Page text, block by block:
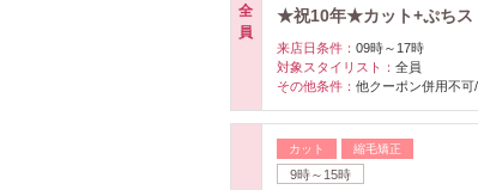
全
員
★祝10年★カット+ぷち
来店日条件： 09時～17時
対象スタイリスト： 全員
その他条件： 他クーポン併用不可
カット 縮毛矯正
9時～15時